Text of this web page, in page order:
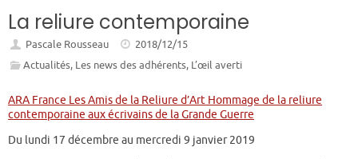
La reliure contemporaine
Pascale Rousseau
2018/12/15
Actualités, Les news des adhérents, L’œil averti
ARA France Les Amis de la Reliure d’Art Hommage de la reliure
contemporaine aux écrivains de la Grande Guerre
Du lundi 17 décembre au mercredi 9 janvier 2019